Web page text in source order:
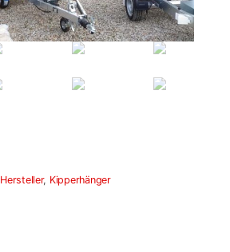
Hersteller, Kipperhänger